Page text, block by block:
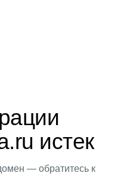
истек
— обратитесь к